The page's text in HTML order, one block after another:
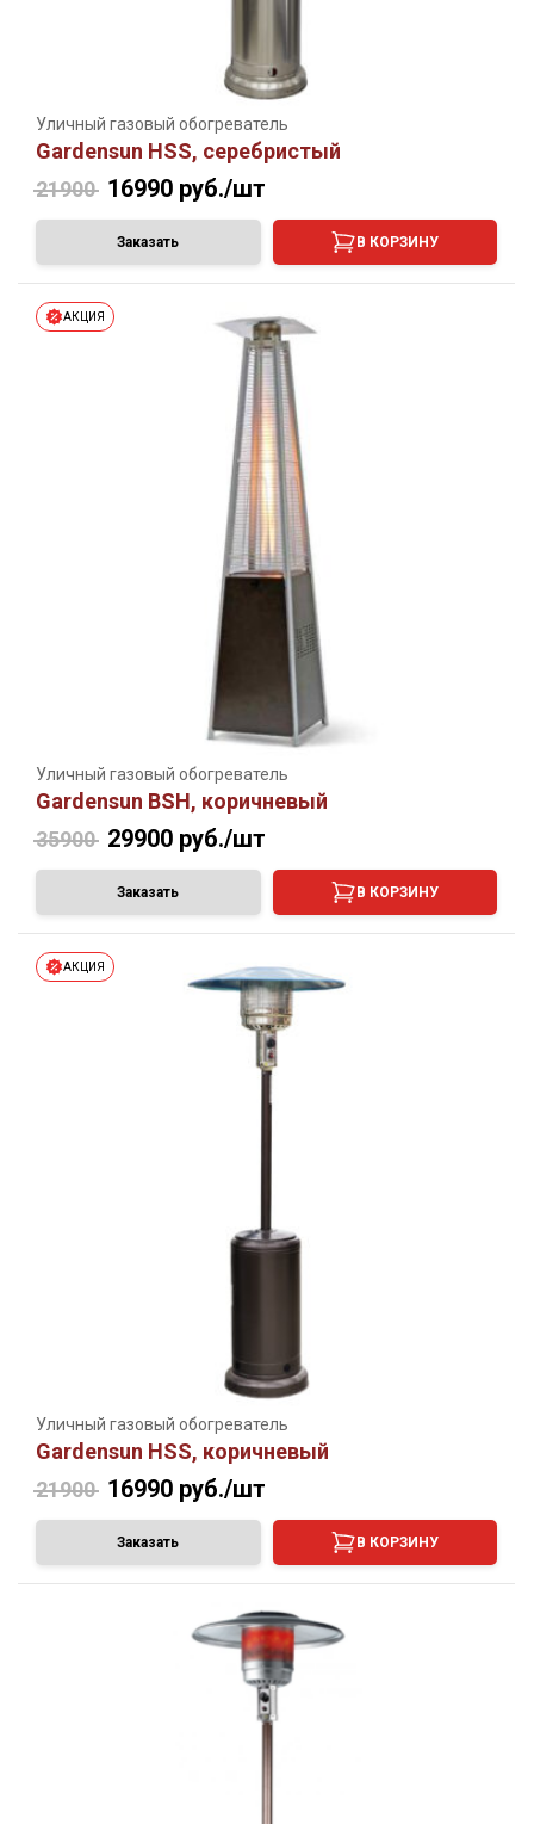
Уличный газовый обогреватель
Gardensun HSS, серебристый
21900 16990 руб./шт
Заказать В КОРЗИНУ
АКЦИЯ
Уличный газовый обогреватель
Gardensun BSH, коричневый
35900 29900 руб./шт
Заказать В КОРЗИНУ
АКЦИЯ
Уличный газовый обогреватель
Gardensun HSS, коричневый
21900 16990 руб./шт
Заказать В КОРЗИНУ